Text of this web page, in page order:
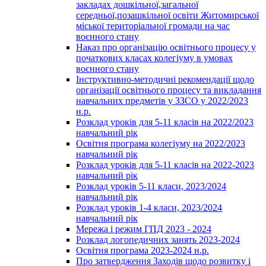
закладах дошкільної,загальної
середньої,позашкільної освіти Житомирської
міської територіальної громади на час
воєнного стану
Наказ про організацію освітнього процесу у
початкових класах колегіуму в умовах
воєнного стану
Інструктивно-методичні рекомендації щодо
організації освітнього процесу та викладання
навчальних предметів у ЗЗСО у 2022/2023
н.р.
Розклад уроків для 5-11 класів на 2022/2023
навчальний рік
Освітня програма колегіуму на 2022/2023
навчальний рік
Розклад уроків для 5-11 класів на 2022-2023
навчальний рік
Розклад уроків 5-11 класи, 2023/2024
навчальний рік
Розклад уроків 1-4 класи, 2023/2024
навчальний рік
Мережа і режим ГПД 2023 - 2024
Розклад логопедичних занять 2023-2024
Освітня програма 2023-2024 н.р.
Про затвердження Заходів щодо розвитку і